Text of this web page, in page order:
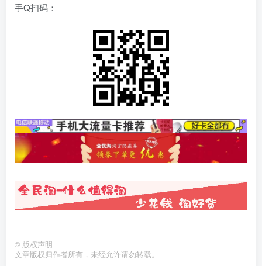
手Q扫码：
© 版权声明
文章版权归作者所有，未经允许请勿转载。